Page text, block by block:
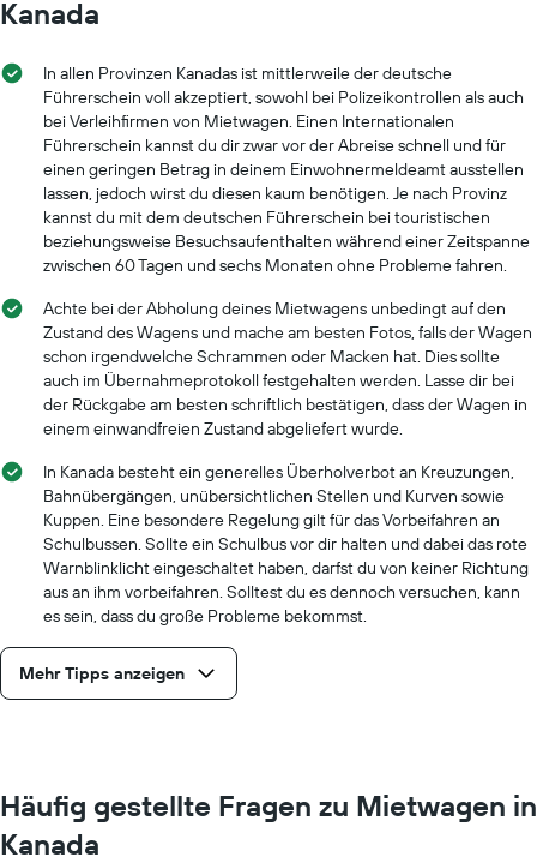
Kanada
In allen Provinzen Kanadas ist mittlerweile der deutsche
Führerschein voll akzeptiert, sowohl bei Polizeikontrollen als auch
bei Verleihfirmen von Mietwagen. Einen Internationalen
Führerschein kannst du dir zwar vor der Abreise schnell und für
einen geringen Betrag in deinem Einwohnermeldeamt ausstellen
lassen, jedoch wirst du diesen kaum benötigen. Je nach Provinz
kannst du mit dem deutschen Führerschein bei touristischen
beziehungsweise Besuchsaufenthalten während einer Zeitspanne
zwischen 60 Tagen und sechs Monaten ohne Probleme fahren.
Achte bei der Abholung deines Mietwagens unbedingt auf den
Zustand des Wagens und mache am besten Fotos, falls der Wagen
schon irgendwelche Schrammen oder Macken hat. Dies sollte
auch im Übernahmeprotokoll festgehalten werden. Lasse dir bei
der Rückgabe am besten schriftlich bestätigen, dass der Wagen in
einem einwandfreien Zustand abgeliefert wurde.
In Kanada besteht ein generelles Überholverbot an Kreuzungen,
Bahnübergängen, unübersichtlichen Stellen und Kurven sowie
Kuppen. Eine besondere Regelung gilt für das Vorbeifahren an
Schulbussen. Sollte ein Schulbus vor dir halten und dabei das rote
Warnblinklicht eingeschaltet haben, darfst du von keiner Richtung
aus an ihm vorbeifahren. Solltest du es dennoch versuchen, kann
es sein, dass du große Probleme bekommst.
Mehr Tipps anzeigen
Häufig gestellte Fragen zu Mietwagen in
Kanada